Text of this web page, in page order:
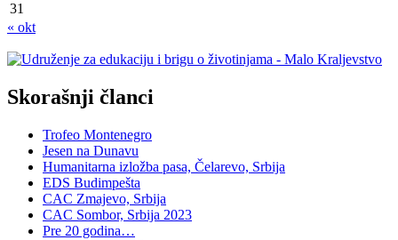
31
« okt
Skorašnji članci
Trofeo Montenegro
Jesen na Dunavu
Humanitarna izložba pasa, Čelarevo, Srbija
EDS Budimpešta
CAC Zmajevo, Srbija
CAC Sombor, Srbija 2023
Pre 20 godina…